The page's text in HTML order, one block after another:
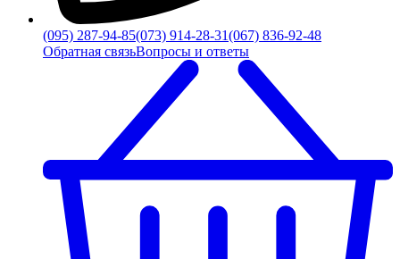
(095) 287-94-85(073) 914-28-31(067) 836-92-48
Обратная связьВопросы и ответы